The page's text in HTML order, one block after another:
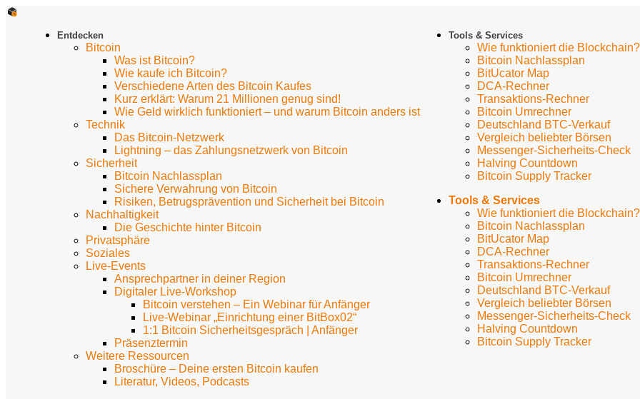
Entdecken
Bitcoin
Was ist Bitcoin?
Wie kaufe ich Bitcoin?
Verschiedene Arten des Bitcoin Kaufes
Kurz erklärt: Warum 21 Millionen genug sind!
Wie Geld wirklich funktioniert – und warum Bitcoin anders ist
Technik
Das Bitcoin-Netzwerk
Lightning – das Zahlungsnetzwerk von Bitcoin
Sicherheit
Bitcoin Nachlassplan
Sichere Verwahrung von Bitcoin
Risiken, Betrugsprävention und Sicherheit bei Bitcoin
Nachhaltigkeit
Die Geschichte hinter Bitcoin
Privatsphäre
Soziales
Live-Events
Ansprechpartner in deiner Region
Digitaler Live-Workshop
Bitcoin verstehen – Ein Webinar für Anfänger
Live-Webinar „Einrichtung einer BitBox02“
1:1 Bitcoin Sicherheitsgespräch | Anfänger
Präsenztermin
Weitere Ressourcen
Broschüre – Deine ersten Bitcoin kaufen
Literatur, Videos, Podcasts
Tools & Services
Wie funktioniert die Blockchain?
Bitcoin Nachlassplan
BitUcator Map
DCA-Rechner
Transaktions-Rechner
Bitcoin Umrechner
Deutschland BTC-Verkauf
Vergleich beliebter Börsen
Messenger-Sicherheits-Check
Halving Countdown
Bitcoin Supply Tracker
Tools & Services
Wie funktioniert die Blockchain?
Bitcoin Nachlassplan
BitUcator Map
DCA-Rechner
Transaktions-Rechner
Bitcoin Umrechner
Deutschland BTC-Verkauf
Vergleich beliebter Börsen
Messenger-Sicherheits-Check
Halving Countdown
Bitcoin Supply Tracker